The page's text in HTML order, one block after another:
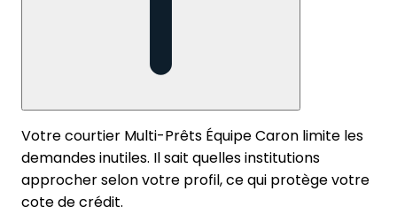
Votre courtier Multi-Prêts Équipe Caron limite les
demandes inutiles. Il sait quelles institutions
approcher selon votre profil, ce qui protège votre
cote de crédit.